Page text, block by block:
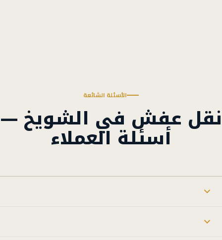
الأسئلة الشائعة
نقل عفش في الشويخ —
أسئلة العملاء